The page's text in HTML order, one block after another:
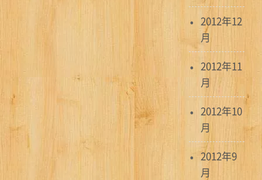
2012年12
月
2012年11
月
2012年10
月
2012年9
月